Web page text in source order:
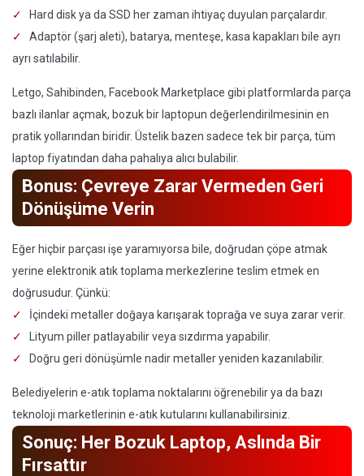
Hard disk ya da SSD her zaman ihtiyaç duyulan parçalardır.
Adaptör (şarj aleti), batarya, menteşe, kasa kapakları bile ayrı
ayrı satılabilir.
Letgo, Sahibinden, Facebook Marketplace gibi platformlarda parça
bazlı ilanlar açmak, bozuk bir laptopun değerlendirilmesinin en
pratik yollarından biridir. Üstelik bazen sadece tek bir parça, tüm
laptop fiyatından daha pahalıya alıcı bulabilir.
Bonus: Çevreye Zarar Vermeden Geri
Dönüşüme Verin
Eğer hiçbir parçası işe yaramıyorsa bile, doğrudan çöpe atmak
yerine elektronik atık toplama merkezlerine teslim etmek en
doğrusudur. Çünkü:
İçindeki metaller doğaya karışarak toprağa ve suya zarar verir.
Lityum piller patlayabilir veya sızdırma yapabilir.
Doğru geri dönüşümle nadir metaller yeniden kazanılabilir.
Belediyelerin e-atık toplama noktalarını öğrenebilir ya da bazı
teknoloji marketlerinin e-atık kutularını kullanabilirsiniz.
Sonuç: Her Bozuk Laptop, Aslında Bir
Fırsattır